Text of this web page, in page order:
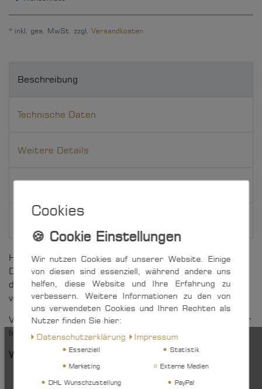
* inkl. ges. MwSt. zzgl. Versandkosten
Beschreibung
Technische Daten
Weitere Details
Hochwertiger Gleitlager-Block für 6 mm Draht oder
Dyneema, mit Edelstahl-Seitenteilen. Der Bügel ist
demontierbar - es muss nur der mit einem Splentring
versehene Bolzen entfernt werden.
Vielfältig einsetzbar im Wassersport, aber auch in der
Industrie sowie im DIY-Bereich.
Weitere Vorteile auf einen Blick:
Cookies
Wir nutzen Cookies auf unserer Website. Einige
von diesen sind essenziell, während andere uns
helfen, diese Website und Ihre Erfahrung zu
verbessern. Weitere Informationen zu den von
uns verwendeten Cookies und Ihren Rechten als
Nutzer finden Sie hier:
Daten­schutz­erklärung
Impressum
Essenziell
Statistik
Marketing
Externe Medien
DHL Wunschzustellung
PayPal